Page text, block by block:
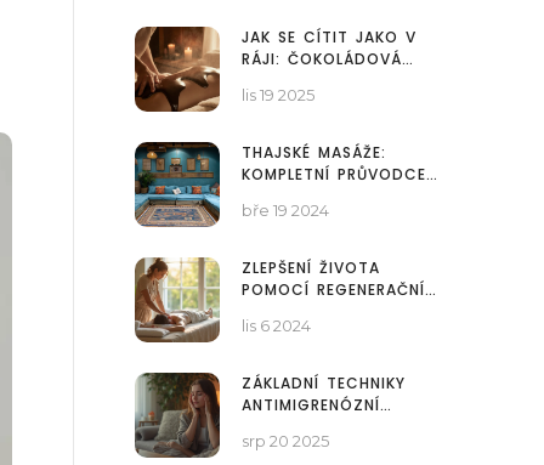
JAK SE CÍTIT JAKO V
RÁJI: ČOKOLÁDOVÁ
RELAXAČNÍ VÝLET
lis 19 2025
THAJSKÉ MASÁŽE:
KOMPLETNÍ PRŮVODCE
TĚLA A MYSLI
bře 19 2024
ZLEPŠENÍ ŽIVOTA
POMOCÍ REGENERAČNÍ
lis 6 2024
ZÁKLADNÍ TECHNIKY
ANTIMIGRENÓZNÍ
OD MIGRÉNY DOMA
srp 20 2025